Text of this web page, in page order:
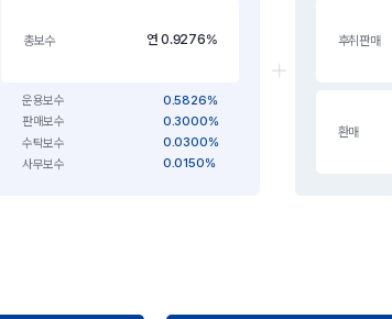
총보수 연 0.9276%
운용보수
0.5826%
판매보수
0.3000%
수탁보수
0.0300%
사무보수
0.0150%
후취판매
환매